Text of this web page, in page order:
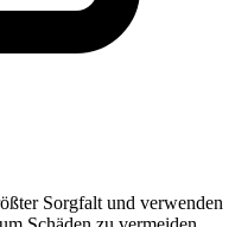
Sorgfalt und verwenden